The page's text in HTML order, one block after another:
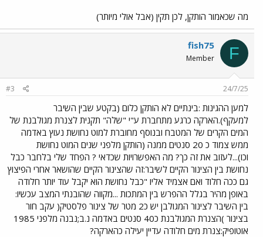
מה שכאמור הותקן, לכן תקין (אבל אולי מיותר)
F
fish75
Member
24/7/25
#3
למען ההגינות :בינתיים לא הותקן כלום (בקטע שבין השיבר
למעקף).הארקה כרגע מתחברת ע"י "שלה" תקנית לצנרת מגולבנת של
המים הקרים של המטבח ובנוסף מחוברת למוט נחושת נעוץ באדמה
ממש צמוד כ 20 סנטים ממנה (הותקן מלפני שנים המוט נחושת
וכו)...לעזוב את זה כך? מה האפשרויות שכדאי ? הפחד שלי בלחבר כבל
נחושת בין הצינור הקיים לשיבר:זה שהצינור הקיים שהושאר אחרי הפיצוץ
גם ככה חלוד ואם אצמיד אליו "כבל נחושת הוא יקבל עוד יותר חלודה
באופן מהיר בגלל ההפרש בין המתכות ...מקווה שהובנתי המצב עכשיו:
בין השיבר לצינור המגולבן יש כ2 מטר של צינור פלסטיק( עקב חור
בצינור )הצנרת המגולבנת כ40 סנטים באדמה נ.ב;נבנה מלפני 1985
אוטופיק:צנרת מים חלודה עדיין יעילה כהארקה?